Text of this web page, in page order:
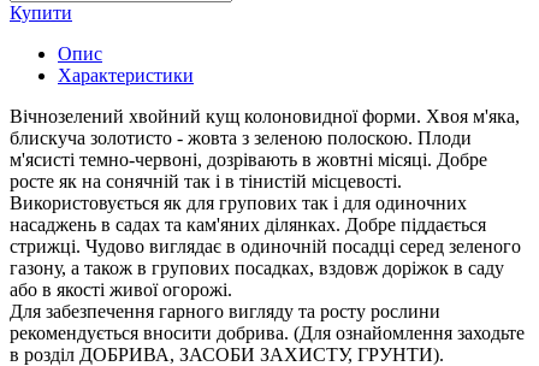
Купити
Опис
Характеристики
Вічнозелений хвойний кущ колоновидної форми. Хвоя м'яка,
блискуча золотисто - жовта з зеленою полоскою. Плоди
м'ясисті темно-червоні, дозрівають в жовтні місяці. Добре
росте як на сонячній так і в тінистій місцевості.
Використовується як для групових так і для одиночних
насаджень в садах та кам'яних ділянках. Добре піддається
стрижці. Чудово виглядає в одиночній посадці серед зеленого
газону, а також в групових посадках, вздовж доріжок в саду
або в якості живої огорожі.
Для забезпечення гарного вигляду та росту рослини
рекомендується вносити добрива. (Для ознайомлення заходьте
в розділ ДОБРИВА, ЗАСОБИ ЗАХИСТУ, ГРУНТИ).